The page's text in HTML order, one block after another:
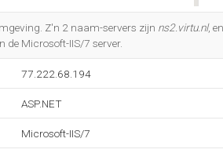
Z'n 2 naam-servers zijn ns2.virtu.nl, en
de Microsoft-IIS/7 server.
77.222.68.194
ASP.NET
Microsoft-IIS/7